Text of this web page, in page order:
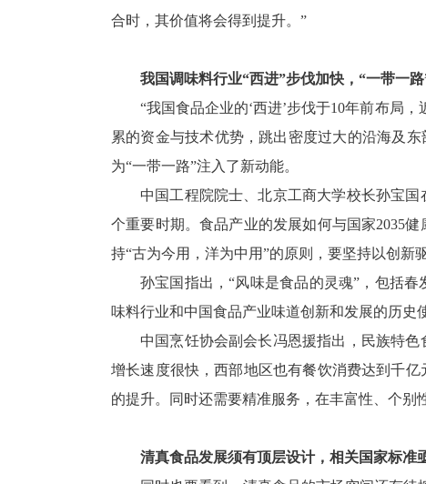
合时，其价值将会得到提升。”
我国调味料行业“西进”步伐加快，“一带一
“我国食品企业的‘西进’步伐于10年前布局
累的资金与技术优势，跳出密度过大的沿海及
为“一带一路”注入了新动能。
中国工程院院士、北京工商大学校长孙宝
个重要时期。食品产业的发展如何与国家2035
持“古为今用，洋为中用”的原则，要坚持以创新
孙宝国指出，“风味是食品的灵魂”，包括
味料行业和中国食品产业味道创新和发展的历
中国烹饪协会副会长冯恩援指出，民族特
增长速度很快，西部地区也有餐饮消费达到千
的提升。同时还需要精准服务，在丰富性、个别
清真食品发展须有顶层设计，相关国家标准